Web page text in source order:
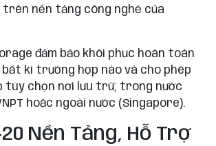
trên nền tảng công nghệ của
đảm bảo khôi phục hoàn toàn
kì trường hợp nào và cho phép
tùy chọn nơi lưu trữ, trong nước
hoặc ngoài nước (Singapore).
Nền Tảng, Hỗ Trợ